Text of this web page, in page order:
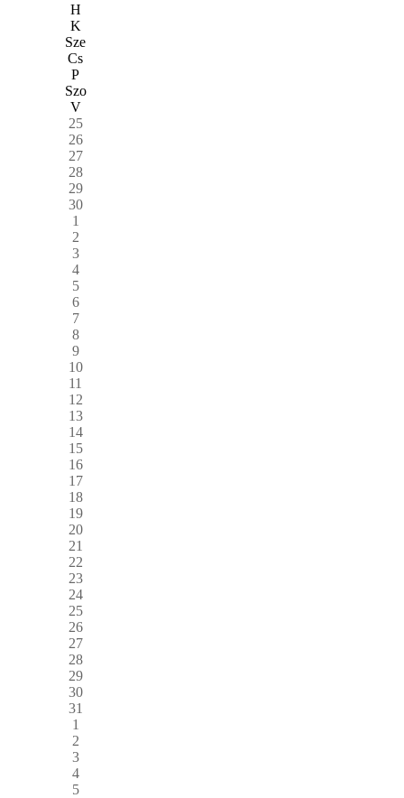
H
K
Sze
Cs
P
Szo
V
25
26
27
28
29
30
1
2
3
4
5
6
7
8
9
10
11
12
13
14
15
16
17
18
19
20
21
22
23
24
25
26
27
28
29
30
31
1
2
3
4
5